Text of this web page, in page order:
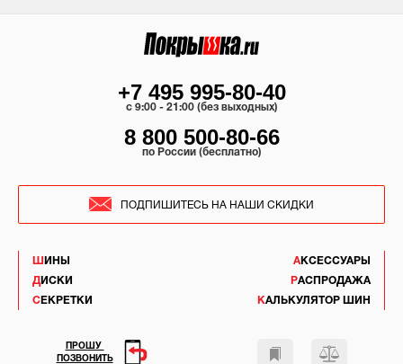
ШИНЫ
ДИСКИ
СЕКРЕТКИ
АКСЕССУАРЫ
РАСПРОДАЖА
КАЛЬКУЛЯТОР ШИН
+7 495 995-80-40
c 9:00 - 21:00 (без выходных)
8 800 500-80-66
по России (бесплатно)
ПОДПИШИТЕСЬ НА НАШИ СКИДКИ
ПРОШУ
ПОЗВОНИТЬ